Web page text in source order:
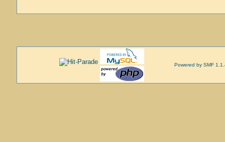
Powered by SMF